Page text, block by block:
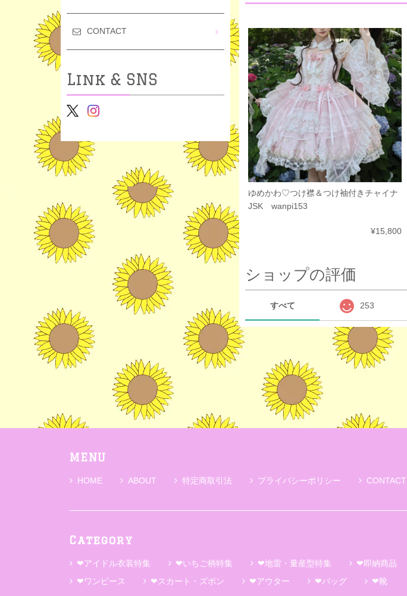
ゆめかわ♡つけ襟＆つけ袖付きチャイナ
JSK wanpi153
¥15,800
ショップの評価
すべて 253
CONTACT
Link & SNS
MENU
HOME ABOUT 特定商取引法 プライバシーポリシー CONTACT
Category
❤アイドル衣装特集 ❤いちご柄特集 ❤地雷・量産型特集 ❤即納商品
❤ワンピース
❤スカート・ズボン ❤アウター ❤バッグ ❤靴